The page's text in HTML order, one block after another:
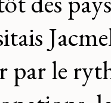
par le